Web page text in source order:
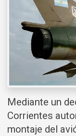
Mediante un
Corrientes
montaje del